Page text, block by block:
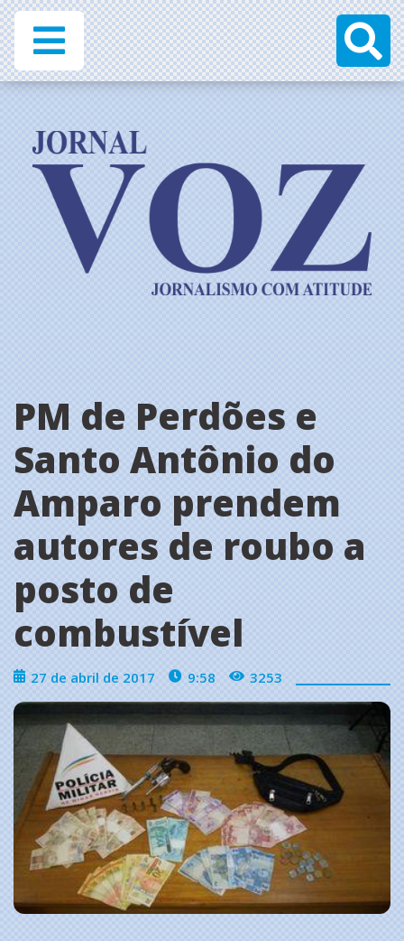
PM de Perdões e
Santo Antônio do
Amparo prendem
autores de roubo a
posto de
combustível
27 de abril de 2017 9:58 3253